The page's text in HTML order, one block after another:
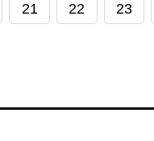
21 22 23